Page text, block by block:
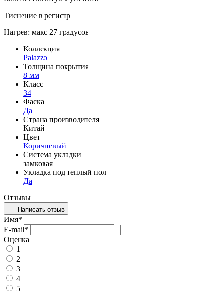
Тиснение в регистр
Нагрев: макс 27 градусов
Коллекция
Palazzo
Толщина покрытия
8 мм
Класс
34
Фаска
Да
Страна производителя
Китай
Цвет
Коричневый
Система укладки
замковая
Укладка под теплый пол
Да
Отзывы
Написать отзыв
Имя*
E-mail*
Оценка
1
2
3
4
5